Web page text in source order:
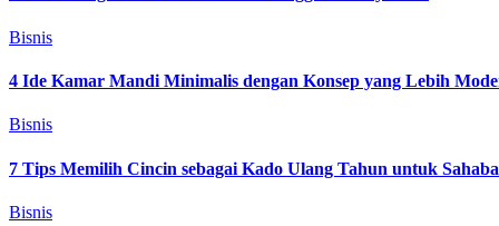
Bisnis
4 Ide Kamar Mandi Minimalis dengan Konsep yang Lebih
Bisnis
7 Tips Memilih Cincin sebagai Kado Ulang Tahun untuk
Bisnis